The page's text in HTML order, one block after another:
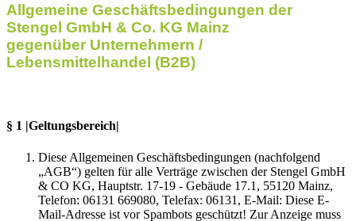
Allgemeine Geschäftsbedingungen der
Stengel GmbH & Co. KG Mainz
gegenüber Unternehmern /
Lebensmittelhandel (B2B)
§ 1 |Geltungsbereich|
Diese Allgemeinen Geschäftsbedingungen (nachfolgend
„AGB“) gelten für alle Verträge zwischen der Stengel GmbH
& CO KG, Hauptstr. 17-19 - Gebäude 17.1, 55120 Mainz,
Telefon: 06131 669080, Telefax: 06131, E-Mail: Diese E-
Mail-Adresse ist vor Spambots geschützt! Zur Anzeige muss